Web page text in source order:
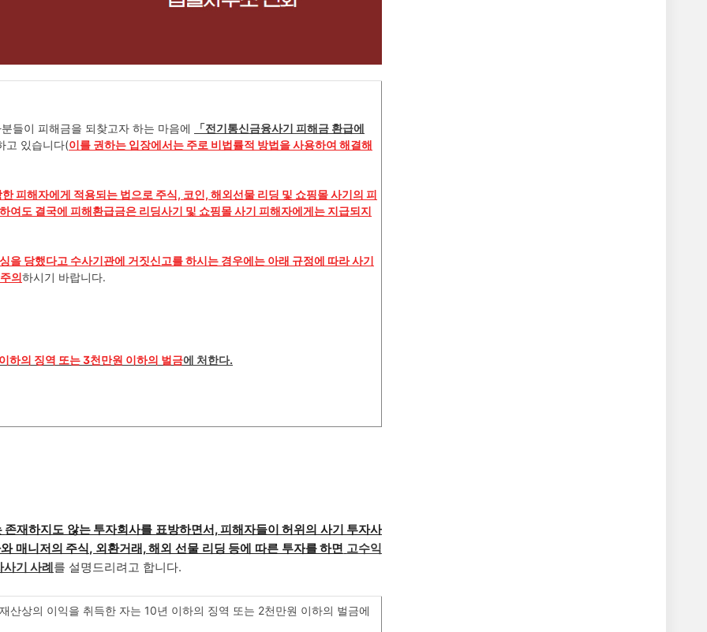
들이 피해금을 되찾고자 하는 마음에 「전기통신금융사기 피해금 환급에
고 있습니다(이를 권하는 입장에서는 주로 비법률적 방법을 사용하여 해결해
피해자에게 적용되는 법으로 주식, 코인, 해외선물 리딩 및 쇼핑몰 사기의 피
여도 결국에 피해환급금은 리딩사기 및 쇼핑몰 사기 피해자에게는 지급되지
을 당했다고 수사기관에 거짓신고를 하시는 경우에는 아래 규정에 따라 사기
의하시기 바랍니다.
하의 징역 또는 3천만원 이하의 벌금에 처한다.
존재하지도 않는 투자회사를 표방하면서, 피해자들이 허위의 사기 투자사
매니저의 주식, 외환거래, 해외 선물 리딩 등에 따른 투자를 하면 고수익
기 사례를 설명드리려고 합니다.
상의 이익을 취득한 자는 10년 이하의 징역 또는 2천만원 이하의 벌금에